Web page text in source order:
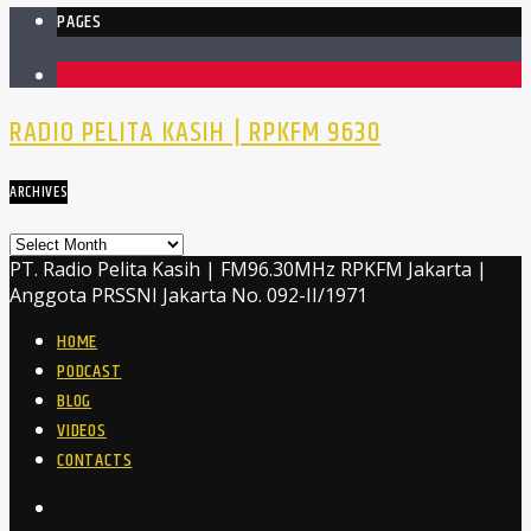
PAGES
RADIO PELITA KASIH | RPKFM 9630
ARCHIVES
Archives
PT. Radio Pelita Kasih | FM96.30MHz RPKFM Jakarta |
Anggota PRSSNI Jakarta No. 092-II/1971
HOME
PODCAST
BLOG
VIDEOS
CONTACTS